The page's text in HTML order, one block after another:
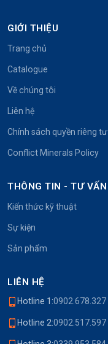
GIỚI THIỆU
Trang chủ
Catalogue
Về chúng tôi
Liên hệ
Chính sách quyền riêng tư
Conflict Minerals Policy
THÔNG TIN - TƯ VẤN
Kiến thức kỹ thuật
Sự kiện
Sản phẩm
LIÊN HỆ
Hotline 1:0902.678.327
Hotline 2:0902.517.597